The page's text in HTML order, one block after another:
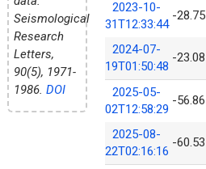
Seismological
Research
Letters,
90(5), 1971-
1986. DOI
2023-10-
31T12:33:44
-28.75
2024-07-
19T01:50:48
-23.08
2025-05-
02T12:58:29
-56.86
2025-08-
22T02:16:16
-60.53